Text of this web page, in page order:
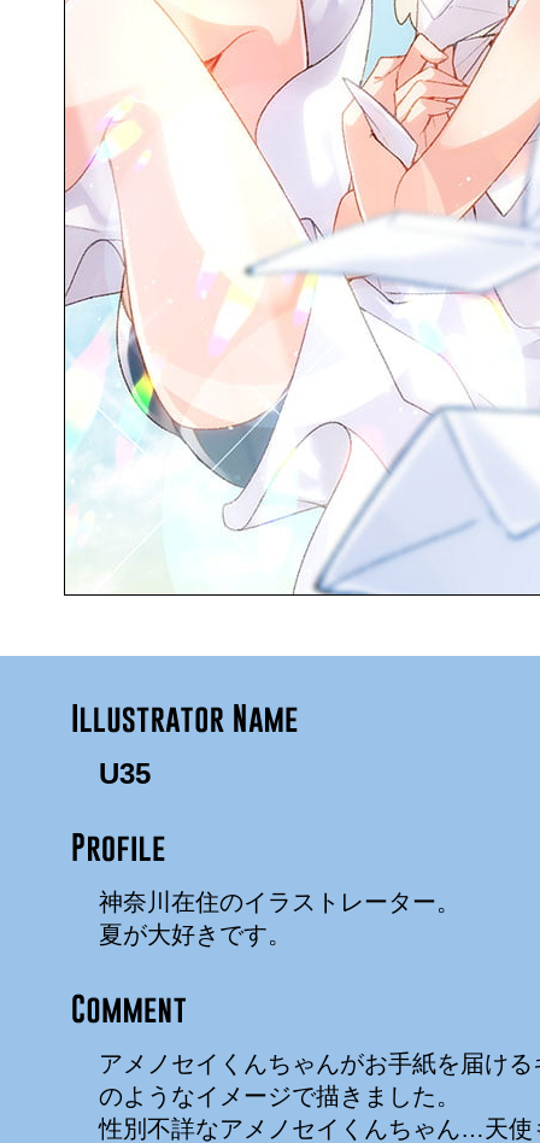
U35
神奈川在住のイラストレーター。
夏が大好きです。
アメノセイくんちゃんがお手紙を届け
のようなイメージで描きました。
性別不詳なアメノセイくんちゃん…天使